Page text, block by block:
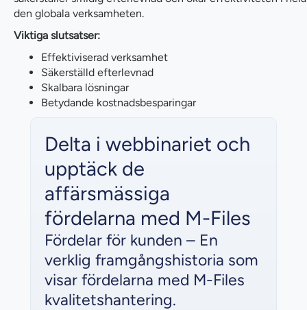
den globala verksamheten.
Viktiga slutsatser:
Effektiviserad verksamhet
Säkerställd efterlevnad
Skalbara lösningar
Betydande kostnadsbesparingar
Delta i webbinariet och
upptäck de
affärsmässiga
fördelarna med M-Files
Fördelar för kunden – En
verklig framgångshistoria som
visar fördelarna med M-Files
kvalitetshantering.